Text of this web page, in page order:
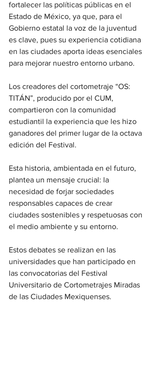
fortalecer las políticas públicas en el
Estado de México, ya que, para el
Gobierno estatal la voz de la juventud
es clave, pues su experiencia cotidiana
en las ciudades aporta ideas esenciales
para mejorar nuestro entorno urbano.
Los creadores del cortometraje “OS:
TITÁN”, producido por el CUM,
compartieron con la comunidad
estudiantil la experiencia que les hizo
ganadores del primer lugar de la octava
edición del Festival.
Esta historia, ambientada en el futuro,
plantea un mensaje crucial: la
necesidad de forjar sociedades
responsables capaces de crear
ciudades sostenibles y respetuosas con
el medio ambiente y su entorno.
Estos debates se realizan en las
universidades que han participado en
las convocatorias del Festival
Universitario de Cortometrajes Miradas
de las Ciudades Mexiquenses.